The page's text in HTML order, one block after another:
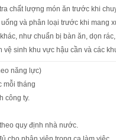
chất lượng món ăn trước khi
và phân loại trước khi mang
như chuẩn bị bàn ăn, dọn
vệ sinh khu vực hậu cần và các
năng lực)
mỗi tháng
công ty.
quy định nhà nước.